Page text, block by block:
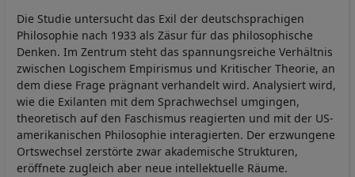
Die Studie untersucht das Exil der deutschsprachigen
Philosophie nach 1933 als Zäsur für das philosophische
Denken. Im Zentrum steht das spannungsreiche Verhältnis
zwischen Logischem Empirismus und Kritischer Theorie, an
dem diese Frage prägnant verhandelt wird. Analysiert wird,
wie die Exilanten mit dem Sprachwechsel umgingen,
theoretisch auf den Faschismus reagierten und mit der US-
amerikanischen Philosophie interagierten. Der erzwungene
Ortswechsel zerstörte zwar akademische Strukturen,
eröffnete zugleich aber neue intellektuelle Räume.